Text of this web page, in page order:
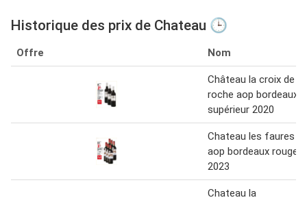
Historique des prix de Chateau 🕒
Offre Nom
Château la croix de
roche aop bordeaux
supérieur 2020
Chateau les faures
aop bordeaux rouge
2023
Chateau la